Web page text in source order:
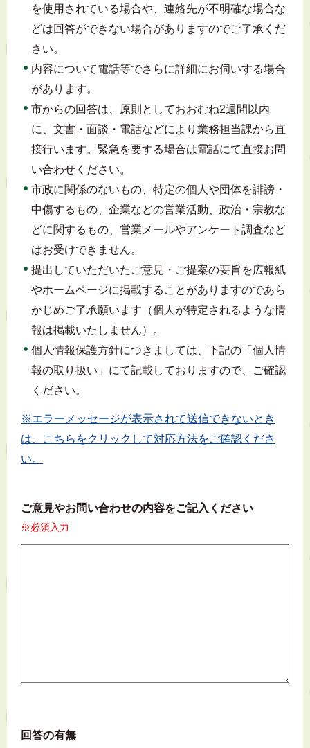
を使用されている場合や、連絡先が不明確な場合な
どは回答ができない場合がありますのでご了承くだ
さい。
内容について電話等でさらに詳細にお伺いする場合
があります。
市からの回答は、原則としておおむね2週間以内
に、文書・面談・電話などにより業務担当課から直
接行います。緊急を要する場合は電話にて直接お問
い合わせください。
市政に関係のないもの、特定の個人や団体を誹謗・
中傷するもの、企業などの営業活動、政治・宗教な
どに関するもの、営業メールやアンケート調査など
はお受けできません。
提出していただいたご意見・ご提案の要旨を広報紙
やホームページに掲載することがありますのであら
かじめご了承願います（個人が特定されるような情
報は掲載いたしません）。
個人情報保護方針につきましては、下記の「個人情
報の取り扱い」にて記載しておりますので、ご確認
ください。
※エラーメッセージが表示されて送信できないとき
は、こちらをクリックして対応方法をご確認くださ
い。
ご意見やお問い合わせの内容をご記入ください
※必須入力
回答の有無